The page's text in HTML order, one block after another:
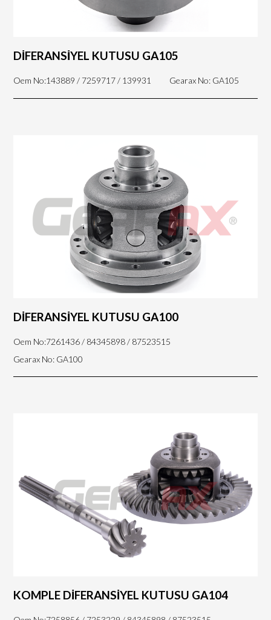
DİFERANSİYEL KUTUSU GA105
Oem No:143889 / 7259717 / 139931 Gearax No: GA105
DİFERANSİYEL KUTUSU GA100
Oem No:7261436 / 84345898 / 87523515
Gearax No: GA100
KOMPLE DİFERANSİYEL KUTUSU GA104